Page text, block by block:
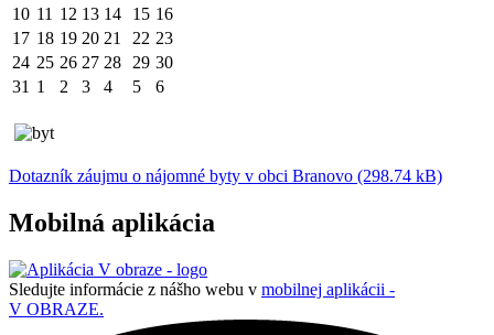
10 11 12 13 14 15 16
17 18 19 20 21 22 23
24 25 26 27 28 29 30
31 1 2 3 4 5 6
Dotazník záujmu o nájomné byty v obci Branovo (298.74 kB)
Mobilná aplikácia
Sledujte informácie z nášho webu v mobilnej aplikácii -
V OBRAZE.